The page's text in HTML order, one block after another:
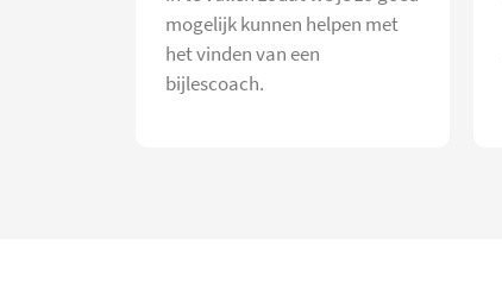
mogelijk kunnen helpen met
het vinden van een
bijlescoach.